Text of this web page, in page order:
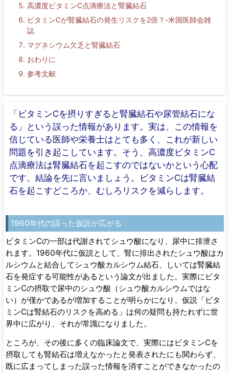
高濃度ビタミンC点滴療法と腎臓結石
ビタミンCが腎臓結石の発生リスクを2倍？-米国医師会雑
誌
マグネシウム欠乏と腎臓結石
おわりに
参考文献
「ビタミンCを摂りすぎると腎臓結石や尿管結石にな
る」という誤った情報があります。実は、この情報を
信じている医師や栄養士はとても多く、これが新しい
問題を引き起こしています。そう、高濃度ビタミンC
点滴療法は腎臓結石を起こすのではないかという心配
です。結論を先に言いましょう。ビタミンCは腎臓結
石を起こすどころか、むしろリスクを減らします。
1960年代の誤った仮説が広がる
ビタミンCの一部は代謝されてシュウ酸になり、尿中に排泄さ
れます。1960年代に仮説として、腎に排出されたシュウ酸はカ
ルシウムと結合してシュウ酸カルシウム結石、しいては腎臓結
石を発症する可能性があるという論文が出ました。実際にビタ
ミンCの摂取で尿中のシュウ酸（シュウ酸カルシウムではな
い）が僅かであるが増加することが明らかになり、仮説「ビタ
ミンCは腎結石のリスクを高める」は何の疑問も持たれずに世
界中に広がり、それが常識になりました。
ところが、その後に多くの臨床論文で、実際にはビタミンCを
摂取しても腎結石は増えなかったと発表されたにも関わらず、
既に広まってしまった誤った情報を消すことができなかったの